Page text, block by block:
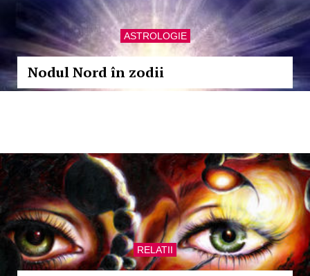
ASTROLOGIE
Nodul Nord în zodii
RELATII